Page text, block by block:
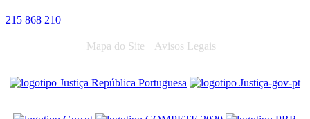
215 868 210
Mapa do Site Avisos Legais